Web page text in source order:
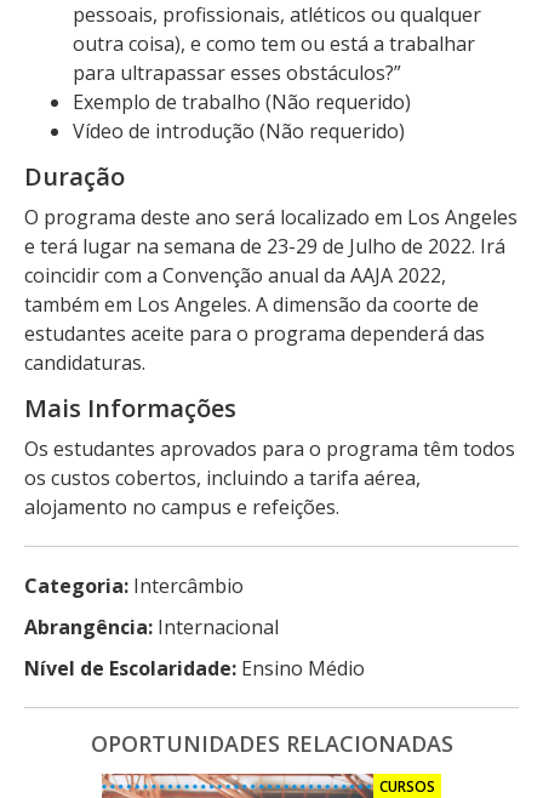
pessoais, profissionais, atléticos ou qualquer
outra coisa), e como tem ou está a trabalhar
para ultrapassar esses obstáculos?”
Exemplo de trabalho (Não requerido)
Vídeo de introdução (Não requerido)
Duração
O programa deste ano será localizado em Los Angeles
e terá lugar na semana de 23-29 de Julho de 2022. Irá
coincidir com a Convenção anual da AAJA 2022,
também em Los Angeles. A dimensão da coorte de
estudantes aceite para o programa dependerá das
candidaturas.
Mais Informações
Os estudantes aprovados para o programa têm todos
os custos cobertos, incluindo a tarifa aérea,
alojamento no campus e refeições.
Categoria: Intercâmbio
Abrangência: Internacional
Nível de Escolaridade: Ensino Médio
OPORTUNIDADES RELACIONADAS
CURSOS